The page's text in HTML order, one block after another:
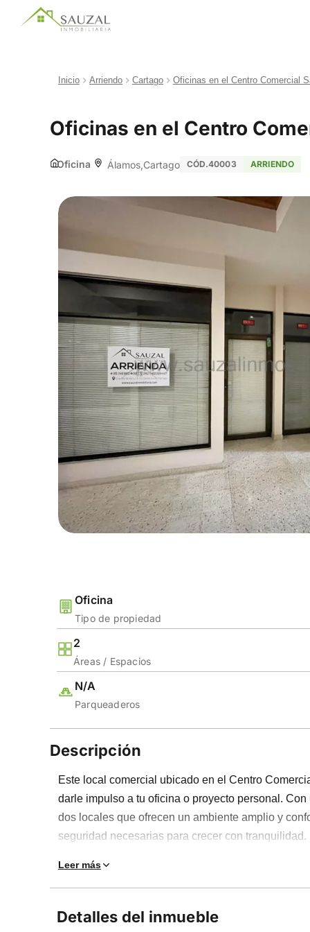
Inicio Arriendo Cartago Oficinas en el Centro Comercial
Oficinas en el Centro
Oficina Álamos Cartago CÓD.40003 ARRIENDO
Oficina
Tipo de propiedad
2
Áreas / Espacios
N/A
Parqueaderos
Descripción
Este local comercial ubicado en el Centro
darle impulso a tu oficina o proyecto personal.
dos locales que ofrecen un ambiente amplio y
seguridad necesarias para crecer con tranquilidad.
Cuenta con dos baños, administración incluida,
cafetería, panadería, empresas de envíos y
Leer más
Detalles del inmueble